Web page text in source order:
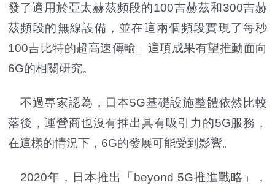
發了適用於亞太赫茲頻段的100吉赫茲和300吉赫
茲頻段的無線設備，並在這兩個頻段實現了每秒
100吉比特的超高速傳輸。這項成果有望推動面向
6G的相關研究。
不過專家認為，日本5G基礎設施整體依然比較
落後，運營商也沒有推出具有吸引力的5G服務，
在這樣的情況下，6G的發展可能受到影響。
2020年，日本推出「beyond 5G推進戰略」，